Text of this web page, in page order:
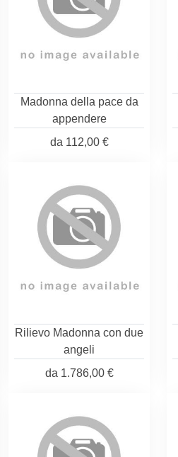
Madonna della pace da
appendere
da 112,00 €
Rilievo Madonna con due
angeli
da 1.786,00 €